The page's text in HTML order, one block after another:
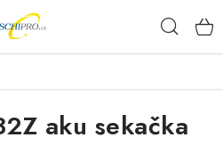
aku sekačka